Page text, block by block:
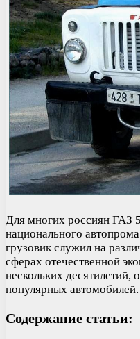
Для многих россиян ГАЗ
национального
грузовик служил на
сферах отечественной
нескольких десятилетий,
популярных автомобилей.
Содержание статьи: